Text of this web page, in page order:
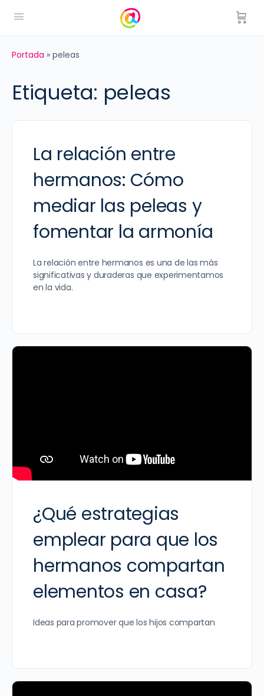
Portada » peleas
Etiqueta: peleas
La relación entre
hermanos: Cómo
mediar las peleas y
fomentar la armonía
La relación entre hermanos es una de las más
significativas y duraderas que experimentamos
en la vida.
¿Qué estrategias
emplear para que los
hermanos compartan
elementos en casa?
Ideas para promover que los hijos compartan